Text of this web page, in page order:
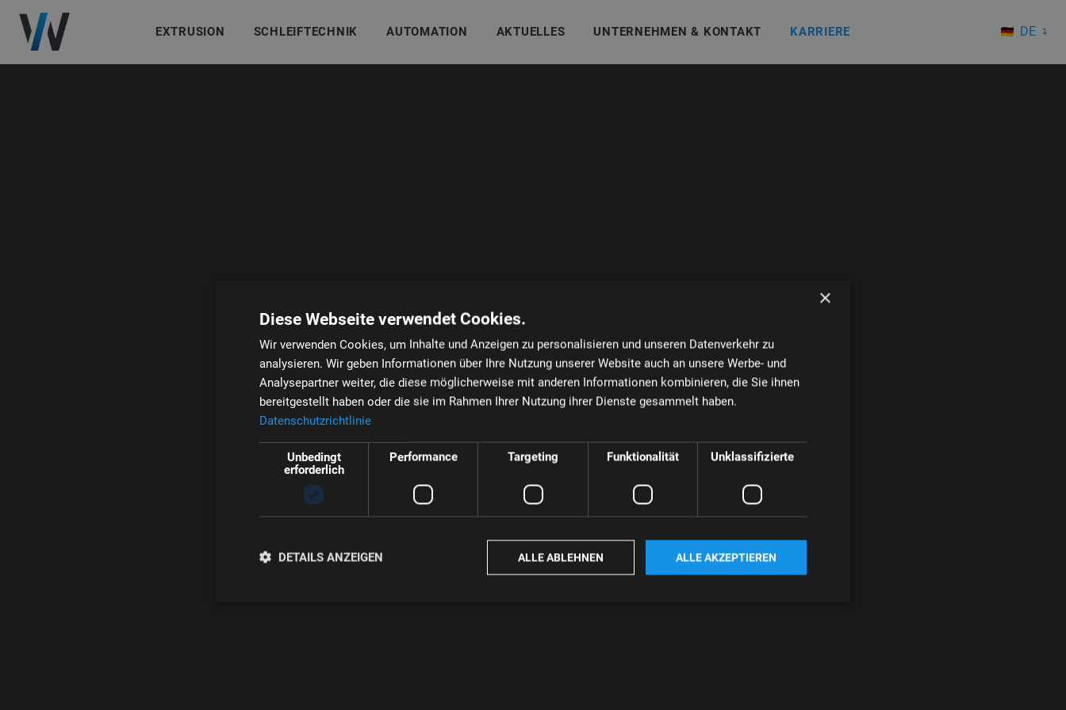
EXTRUSION SCHLEIFTECHNIK AUTOMATION AKTUELLES UNTERNEHMEN & KONTAKT KARRIERE DE
EN
×
Diese Webseite verwendet Cookies.
Wir verwenden Cookies, um Inhalte und Anzeigen zu personalisieren und unseren Datenverkehr zu
analysieren. Wir geben Informationen über Ihre Nutzung unserer Website auch an unsere Werbe- und
Analysepartner weiter, die diese möglicherweise mit anderen Informationen kombinieren, die Sie ihnen
bereitgestellt haben oder die sie im Rahmen Ihrer Nutzung ihrer Dienste gesammelt haben.
Datenschutzrichtlinie
Unbedingt
erforderlich
Performance Targeting Funktionalität Unklassifizierte
ALLE AKZEPTIEREN
ALLE ABLEHNEN
DETAILS ANZEIGEN